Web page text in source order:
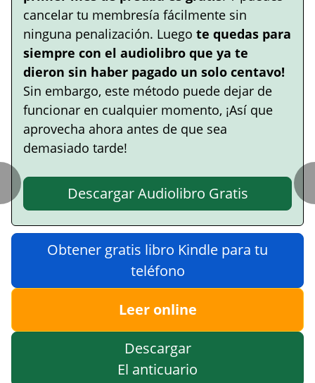
cancelar tu membresía fácilmente sin
ninguna penalización. Luego te quedas para
siempre con el audiolibro que ya te
dieron sin haber pagado un solo centavo!
Sin embargo, este método puede dejar de
funcionar en cualquier momento, ¡Así que
aprovecha ahora antes de que sea
demasiado tarde!
Descargar Audiolibro Gratis
Obtener gratis libro Kindle para tu
teléfono
Leer online
Descargar
El anticuario